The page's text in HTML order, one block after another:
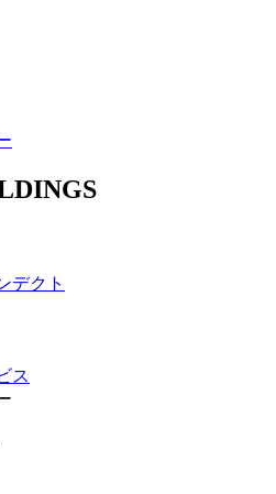
デクト
ス